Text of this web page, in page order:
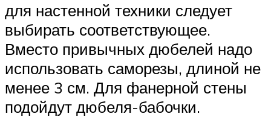
для настенной техники следует
выбирать соответствующее.
Вместо привычных дюбелей надо
использовать саморезы, длиной не
менее 3 см. Для фанерной стены
подойдут дюбеля-бабочки.